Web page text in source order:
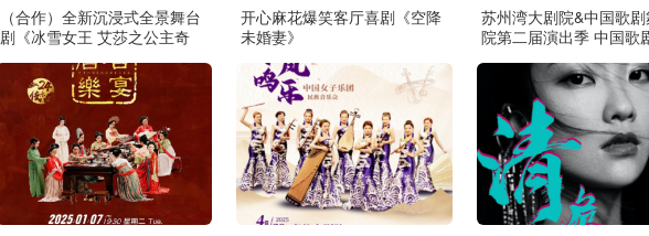
（合作）全新沉浸式全景舞台
剧《冰雪女王 艾莎之公主奇
开心麻花爆笑客厅喜剧《空降
未婚妻》
苏州湾大剧院&中国歌
院第二届演出季 中国歌